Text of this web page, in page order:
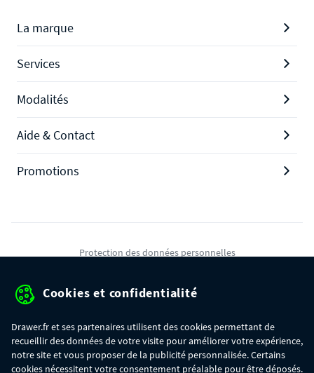
La marque
Services
Modalités
Aide & Contact
Promotions
Protection des données personnelles
Gérer mes cookies
Cookies et confidentialité
Drawer.fr et ses partenaires utilisent des cookies permettant de
recueillir des données de votre visite pour améliorer votre expérience,
notre site et vous proposer de la publicité personnalisée. Certains
cookies nécessitent votre consentement préalable pour être déposés.